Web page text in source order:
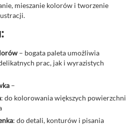
mieszanie kolorów i tworzenie
– bogata paleta umożliwia
prac, jak i wyrazistych
–
: do kolorowania większych powierzchni
: do detali, konturów i pisania